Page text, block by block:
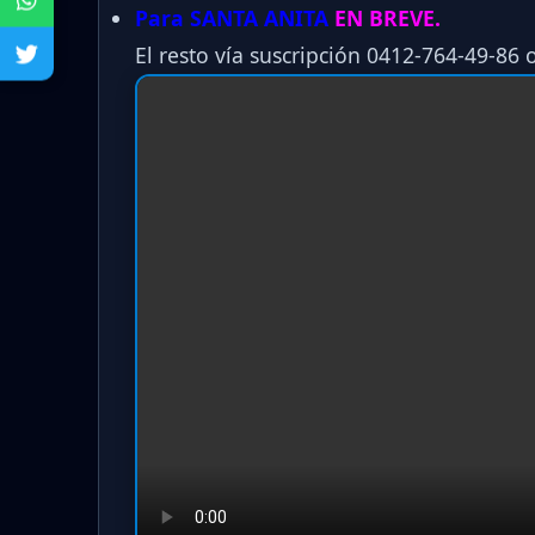
Para SANTA ANITA EN BREVE.
El resto vía suscripción 0412-764-49-86